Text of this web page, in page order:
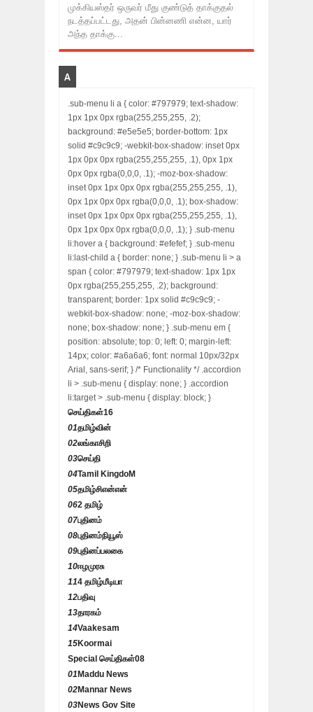
முக்கியஸ்தர் ஒருவர் மீது குண்டுத் தாக்குதல்
நடத்தப்பட்டது, அதன் பின்னணி என்ன, யார்
அந்த தாக்கு...
A
.sub-menu li a { color: #797979; text-shadow:
1px 1px 0px rgba(255,255,255, .2);
background: #e5e5e5; border-bottom: 1px
solid #c9c9c9; -webkit-box-shadow: inset 0px
1px 0px 0px rgba(255,255,255, .1), 0px 1px
0px 0px rgba(0,0,0, .1); -moz-box-shadow:
inset 0px 1px 0px 0px rgba(255,255,255, .1),
0px 1px 0px 0px rgba(0,0,0, .1); box-shadow:
inset 0px 1px 0px 0px rgba(255,255,255, .1),
0px 1px 0px 0px rgba(0,0,0, .1); } .sub-menu
li:hover a { background: #efefef; } .sub-menu
li:last-child a { border: none; } .sub-menu li > a
span { color: #797979; text-shadow: 1px 1px
0px rgba(255,255,255, .2); background:
transparent; border: 1px solid #c9c9c9; -
webkit-box-shadow: none; -moz-box-shadow:
none; box-shadow: none; } .sub-menu em {
position: absolute; top: 0; left: 0; margin-left:
14px; color: #a6a6a6; font: normal 10px/32px
Arial, sans-serif; } /* Functionality */ .accordion
li > .sub-menu { display: none; } .accordion
li:target > .sub-menu { display: block; }
செய்திகள்16
01தமிழ்வின்
02லங்காசிறி
03செய்தி
04Tamil KingdoM
05தமிழ்சிஎன்என்
062 தமிழ்
07புதினம்
08புதினம்நியூஸ்
09புதினப்பலகை
10ஈழமுரசு
114 தமிழ்மீடியா
12பதிவு
13தாரகம்
14Vaakesam
15Koormai
Special செய்திகள்08
01 Maddu News
02Mannar News
03News Gov Site